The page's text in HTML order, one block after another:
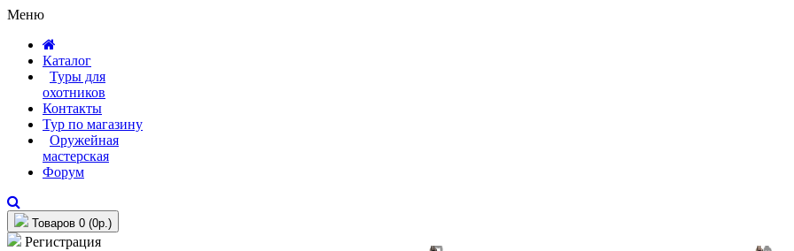
Меню
Каталог
Туры для
охотников
Контакты
Тур по магазину
Оружейная
мастерская
Форум
Товаров 0 (0р.)
Регистрация